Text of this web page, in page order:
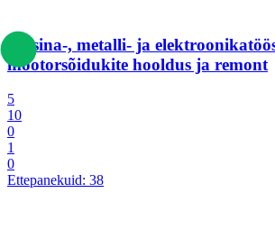
Masina-, metalli- ja
mootorsõidukite hooldus ja remont
5
10
0
1
0
Ettepanekuid: 38